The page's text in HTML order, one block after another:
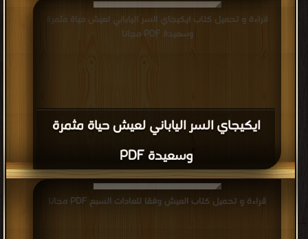
ايكيجاي السر الياباني لعيش حياة مثمرة
وسعيدة PDF
قراءة و تحميل كتاب ايكيجاي السر الياباني لعيش حياة مثمرة
وسعيدة PDF مجانا
قراءة و تحميل كتاب العيش وفقا للعادات السبع PDF مجانا